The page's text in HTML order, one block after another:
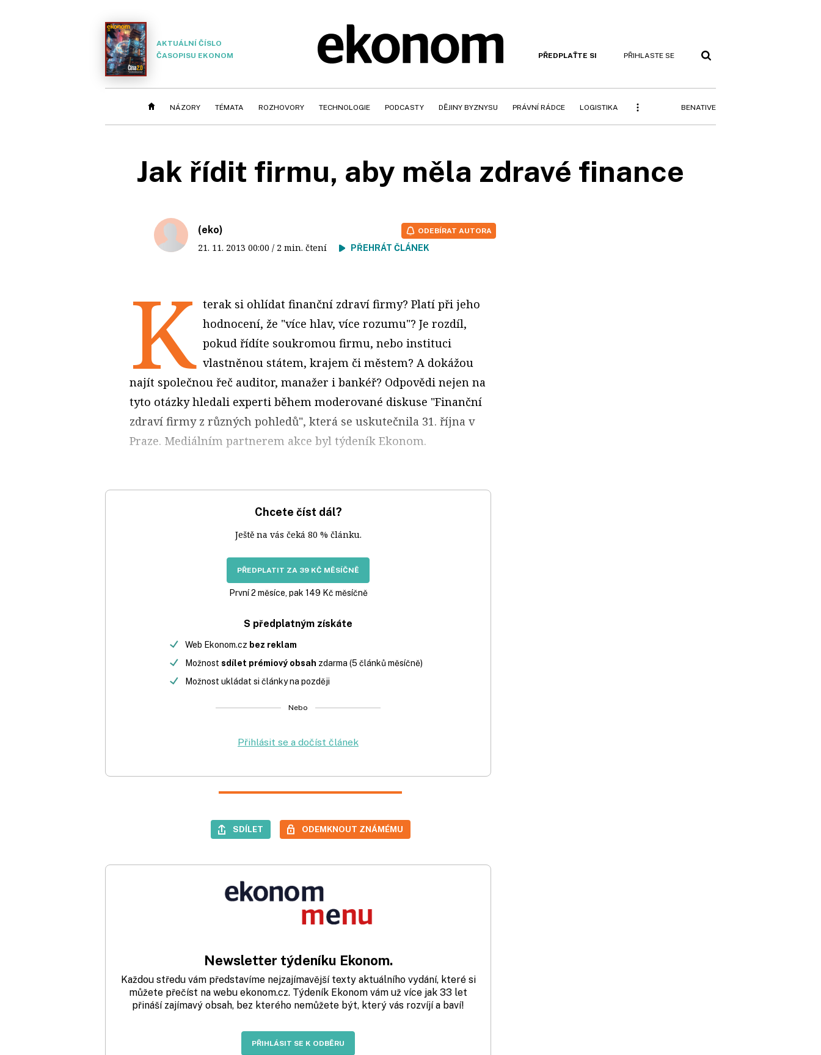
AKTUÁLNÍ ČÍSLO
ČASOPISU EKONOM
PŘEDPLAŤTE SI PŘIHLASTE SE
NÁZORY TÉMATA ROZHOVORY TECHNOLOGIE PODCASTY DĚJINY BYZNYSU PRÁVNÍ RÁDCE LOGISTIKA BENATIVE
Jak řídit firmu, aby měla zdravé finance
(eko)
21. 11. 2013 00:00 / 2 min. čtení PŘEHRÁT ČLÁNEK
ODEBÍRAT AUTORA
K terak si ohlídat finanční zdraví firmy? Platí při jeho
hodnocení, že "více hlav, více rozumu"? Je rozdíl,
pokud řídíte soukromou firmu, nebo instituci
vlastněnou státem, krajem či městem? A dokážou
najít společnou řeč auditor, manažer i bankéř? Odpovědi nejen na
tyto otázky hledali experti během moderované diskuse "Finanční
zdraví firmy z různých pohledů", která se uskutečnila 31. října v
Praze. Mediálním partnerem akce byl týdeník Ekonom.
Chcete číst dál?
Ještě na vás čeká 80 % článku.
PŘEDPLATIT ZA 39 KČ MĚSÍČNĚ
První 2 měsíce, pak 149 Kč měsíčně
S předplatným získáte
Web Ekonom.cz bez reklam
Možnost sdílet prémiový obsah zdarma (5 článků měsíčně)
Možnost ukládat si články na později
Nebo
Přihlásit se a dočíst článek
SDÍLET ODEMKNOUT ZNÁMÉMU
Newsletter týdeníku Ekonom.
Každou středu vám představíme nejzajímavější texty aktuálního vydání, které si
můžete přečíst na webu ekonom.cz. Týdeník Ekonom vám už více jak 33 let
přináší zajímavý obsah, bez kterého nemůžete být, který vás rozvíjí a baví!
PŘIHLÁSIT SE K ODBĚRU